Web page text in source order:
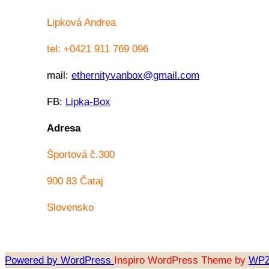
Lipková Andrea
tel: +0421 911 769 096
mail:ethernityvanbox@gmail.com
FB: Lipka-Box
Adresa
Športová č.300
900 83 Čataj
Slovensko
Powered by WordPress Inspiro WordPress Theme by